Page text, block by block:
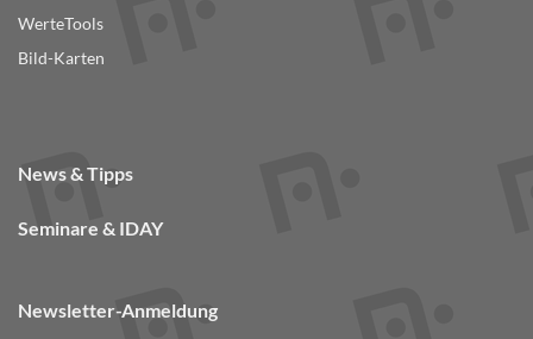
WerteTools
Bild-Karten
News & Tipps
Seminare & IDAY
Newsletter-Anmeldung